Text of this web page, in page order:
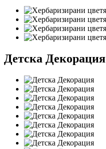
Детска Декорация